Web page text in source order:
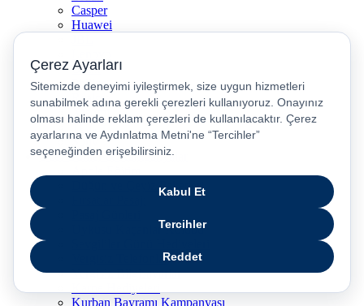
Casper
Huawei
Omix
Philips
Realme
Xiaomi
TCL
Sony
Özel Günler & Kampanyalar
Düğün ve Çeyiz Paketleri
Uykusu Kaçanlar Kulübü
Vergisiz Telefonlar
Vergisiz Bilgisayarlar
Kurban Bayramı Kampanyası